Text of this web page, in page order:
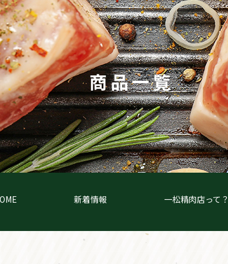
商品一覧
新着情報 一松精肉店って？